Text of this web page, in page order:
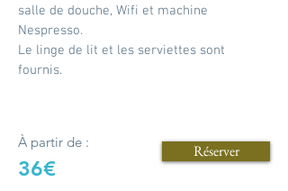
salle de douche, Wifi et machine
Nespresso.
Le linge de lit et les serviettes sont
fournis.
À partir de :
36€
Réserver